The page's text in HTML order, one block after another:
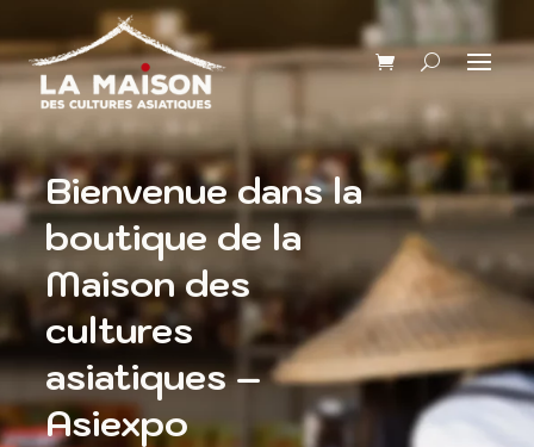
Bienvenue dans la
boutique de la
Maison des
cultures
asiatiques –
Asiexpo